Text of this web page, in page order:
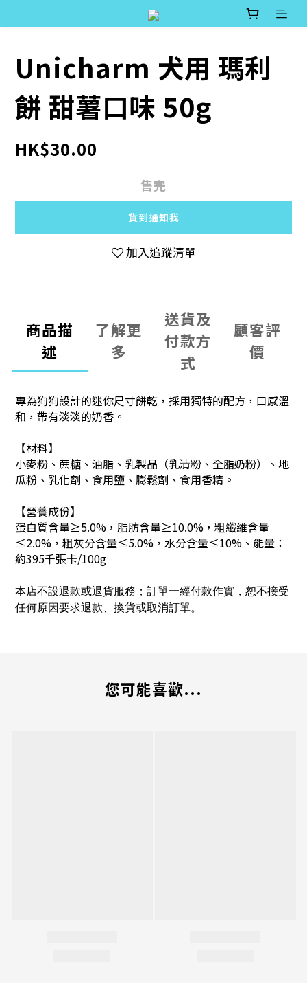
Unicharm 犬用 瑪利
餅 甜薯口味 50g
HK$30.00
售完
貨到通知我
加入追蹤清單
商品描
述
了解更
多
送貨及
付款方
式
顧客評
價
專為狗狗設計的迷你尺寸餅乾，採用獨特的配方，口感溫
和，帶有淡淡的奶香。
【材料】
小麥粉、蔗糖、油脂、乳製品（乳清粉、全脂奶粉）、地
瓜粉、乳化劑、食用鹽、膨鬆劑、食用香精。
【營養成份】
蛋白質含量≥5.0%，脂肪含量≥10.0%，粗纖維含量
≤2.0%，粗灰分含量≤5.0%，水分含量≤10%、 能量：
約395千張卡/100g
本店不設退款或退貨服務；訂單一經付款作實，恕不接受
任何原因要求退款、換貨或取消訂單。
您可能喜歡...